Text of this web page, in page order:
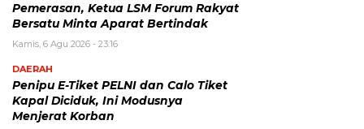
Pemerasan, Ketua LSM Forum Rakyat
Bersatu Minta Aparat Bertindak
Kamis, 6 Agu 2026 - 23:16
DAERAH
Penipu E-Tiket PELNI dan Calo Tiket
Kapal Diciduk, Ini Modusnya
Menjerat Korban